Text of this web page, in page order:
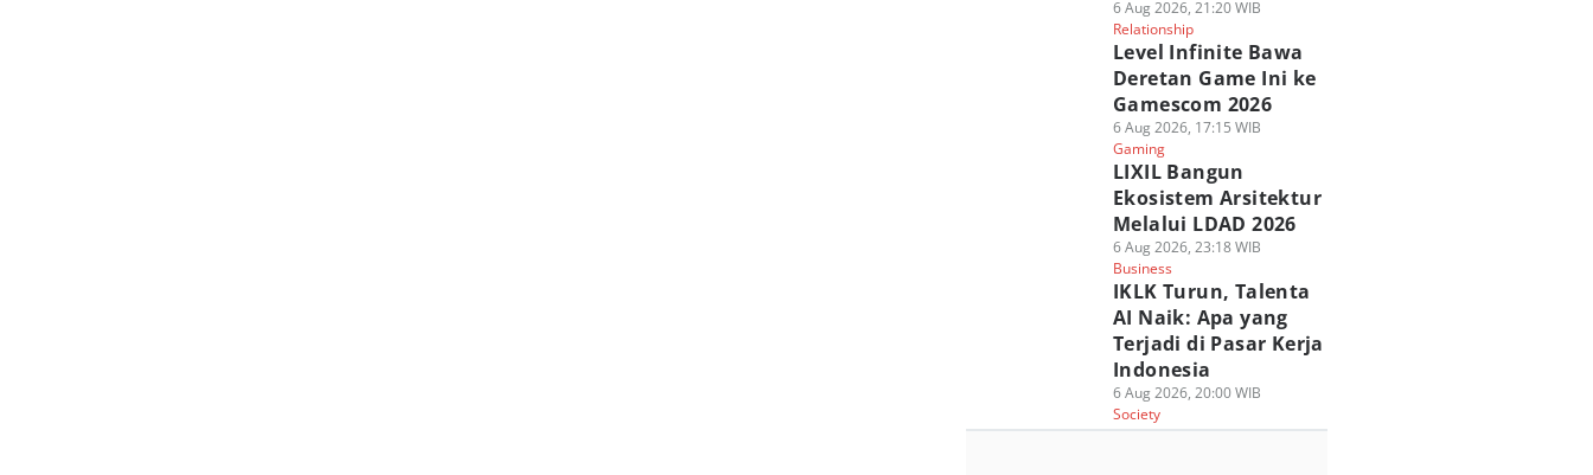
6 Aug 2026, 21:20 WIB
Relationship
Level Infinite Bawa
Deretan Game Ini ke
Gamescom 2026
6 Aug 2026, 17:15 WIB
Gaming
LIXIL Bangun
Ekosistem Arsitektur
Melalui LDAD 2026
6 Aug 2026, 23:18 WIB
Business
IKLK Turun, Talenta
AI Naik: Apa yang
Terjadi di Pasar Kerja
Indonesia
6 Aug 2026, 20:00 WIB
Society